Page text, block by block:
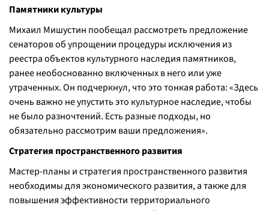
Памятники культуры
Михаил Мишустин пообещал рассмотреть предложение
сенаторов об упрощении процедуры исключения из
реестра объектов культурного наследия памятников,
ранее необоснованно включенных в него или уже
утраченных. Он подчеркнул, что это тонкая работа: «Здесь
очень важно не упустить это культурное наследие, чтобы
не было разночтений. Есть разные подходы, но
обязательно рассмотрим ваши предложения».
Стратегия пространственного развития
Мастер-планы и стратегия пространственного развития
необходимы для экономического развития, а также для
повышения эффективности территориального